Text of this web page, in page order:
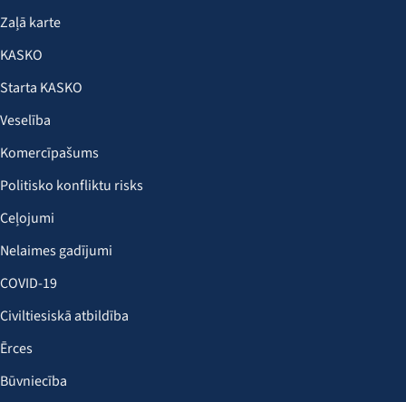
Zaļā karte
KASKO
Starta KASKO
Veselība
Komercīpašums
Politisko konfliktu risks
Ceļojumi
Nelaimes gadījumi
COVID-19
Civiltiesiskā atbildība
Ērces
Būvniecība